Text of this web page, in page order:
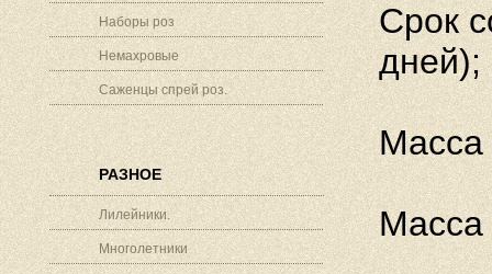
Наборы роз
Немахровые
Саженцы спрей роз.
РАЗНОЕ
Лилейники.
Многолетники
Срок
дней);
Масса
Масса